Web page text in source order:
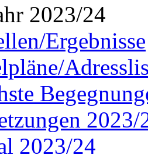
2023/24
Ergebnisse
2023/
2023/24